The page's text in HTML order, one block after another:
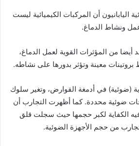
اليابانيون أن المركبات الكيميائية ليست
ونشاط الدماغ.
أيضا من المؤثرات القوية لعمل الدماغ،
معينة وتؤثر بدورها على نشاطه.
(ضوئية) في أدمغة القوارض، وتغير سلوك
ضوئية محددة. كما أظهرت التجارب أن
الكفاية لكبر حجمها حيث سجلت قلق
من حجم الأجهزة الضوئية.